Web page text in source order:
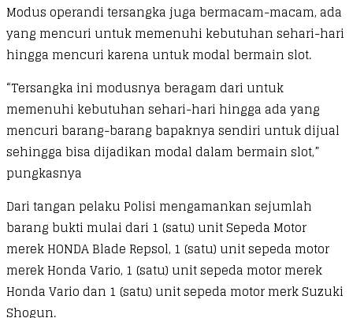
Modus operandi tersangka juga bermacam-macam, ada
yang mencuri untuk memenuhi kebutuhan sehari-hari
hingga mencuri karena untuk modal bermain slot.
“Tersangka ini modusnya beragam dari untuk
memenuhi kebutuhan sehari-hari hingga ada yang
mencuri barang-barang bapaknya sendiri untuk dijual
sehingga bisa dijadikan modal dalam bermain slot,”
pungkasnya
Dari tangan pelaku Polisi mengamankan sejumlah
barang bukti mulai dari 1 (satu) unit Sepeda Motor
merek HONDA Blade Repsol, 1 (satu) unit sepeda motor
merek Honda Vario, 1 (satu) unit sepeda motor merek
Honda Vario dan 1 (satu) unit sepeda motor merk Suzuki
Shogun.